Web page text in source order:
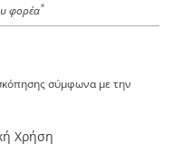
φορέα*
σύμφωνα με την
Χρήση